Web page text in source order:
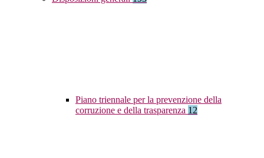
Piano triennale per la prevenzione della
corruzione e della trasparenza 12